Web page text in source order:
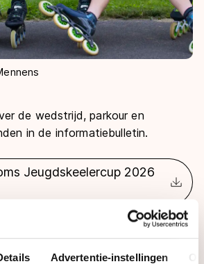
Advertentie-instellingen
de wedstrijd, parkour en
in de informatiebulletin.
Jeugdskeelercup 2026